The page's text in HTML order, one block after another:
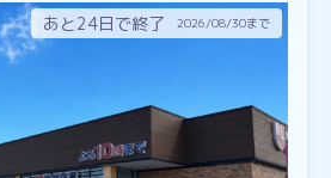
あと24日で終了 2026/08/30まで